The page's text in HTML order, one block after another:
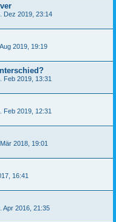
Dez 2019, 23:14
2019, 19:19
Feb 2019, 13:31
Feb 2019, 12:31
2018, 19:01
16:41
Apr 2016, 21:35